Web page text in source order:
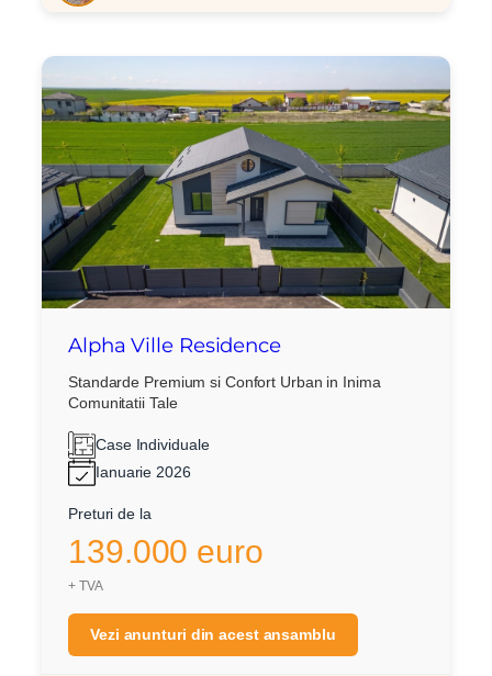
Alpha Ville Residence
Standarde Premium si Confort Urban in Inima
Comunitatii Tale
Case Individuale
Ianuarie 2026
Preturi de la
139.000 euro
+ TVA
Vezi anunturi din acest ansamblu